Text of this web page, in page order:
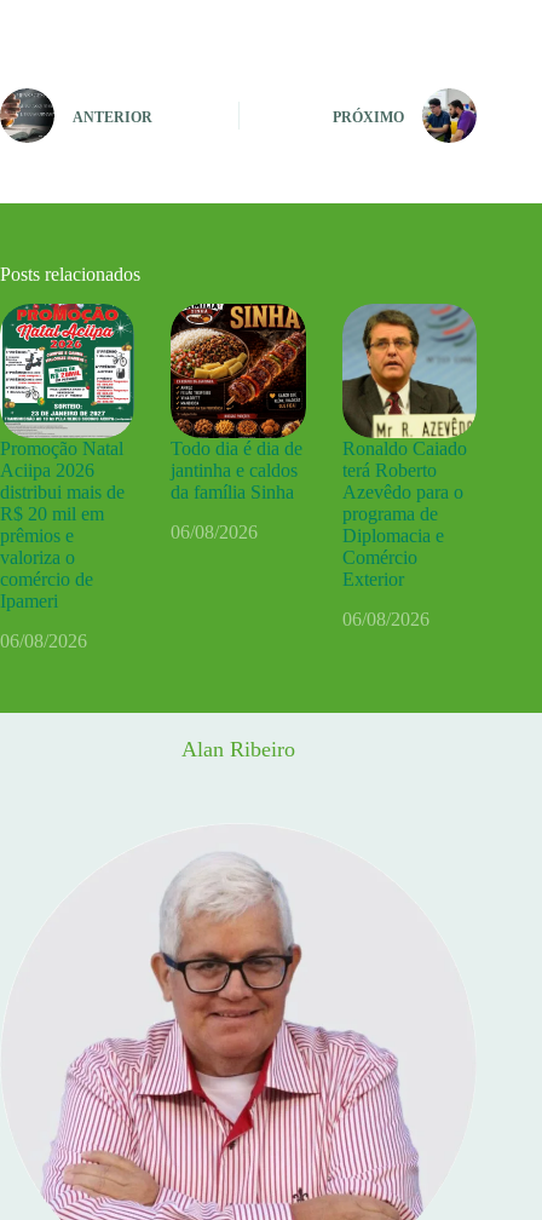
ANTERIOR PRÓXIMO
Posts relacionados
Promoção Natal
Aciipa 2026
distribui mais de
R$ 20 mil em
prêmios e
valoriza o
comércio de
Ipameri
06/08/2026
Todo dia é dia de
jantinha e caldos
da família Sinha
06/08/2026
Ronaldo Caiado
terá Roberto
Azevêdo para o
programa de
Diplomacia e
Comércio
Exterior
06/08/2026
Alan Ribeiro